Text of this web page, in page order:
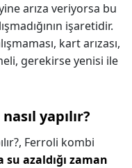
arıza veriyorsa bu
işaretidir.
kart arızası,
gerekirse yenisi ile
yapılır?
Ferroli kombi
su azaldığı zaman